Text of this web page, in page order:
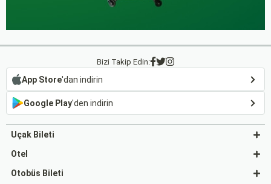
Bizi Takip Edin:
App Store'dan indirin
Google Play'den indirin
Uçak Bileti
Otel
Otobüs Bileti